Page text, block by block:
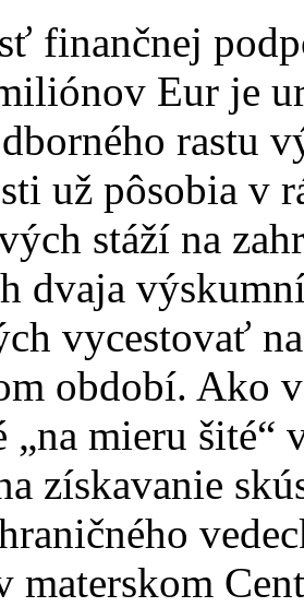
finančnej
Eur je
rastu
už pôsobia v
stáží na
dvaja
vycestovať
období. Ako
„na mieru šité“
získavanie
materskom